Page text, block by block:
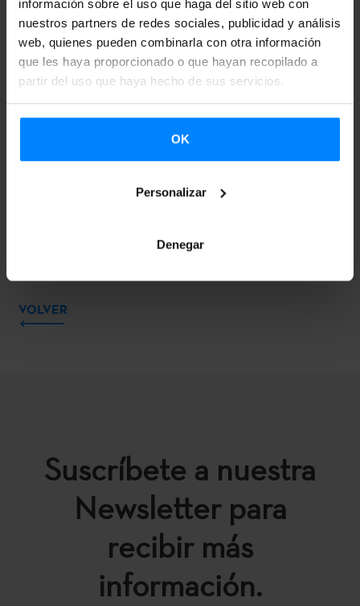
información sobre el uso que haga del sitio web con
nuestros partners de redes sociales, publicidad y análisis
web, quienes pueden combinarla con otra información
que les haya proporcionado o que hayan recopilado a
partir del uso que haya hecho de sus servicios.
OK
Personalizar
Denegar
minimalistas y conceptuales como Donald Judd, Sol
LeWitt o Anthony Caro.
El concepto de este congreso ha sido desarrollado en el
Instituto de Historia del Arte, Universidad Goethe, en
cooperación con Jon Wood (Instituto Henry Moore de
Leeds), Thomas Kirchner (Foro Alemán de Historia del
VOLVER
Suscríbete a nuestra
Newsletter para
recibir más
información.